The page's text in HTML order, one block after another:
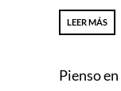
LEER MÁS
Pienso